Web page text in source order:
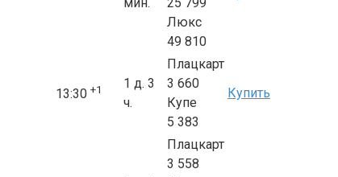
Люкс
49 810
13:30 +1
1 д. 3
ч.
Плацкарт
3 660
Купе
5 383
Купить
Плацкарт
3 558